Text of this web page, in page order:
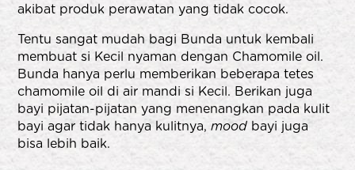
akibat produk perawatan yang tidak cocok.
Tentu sangat mudah bagi Bunda untuk kembali
membuat si Kecil nyaman dengan Chamomile oil.
Bunda hanya perlu memberikan beberapa tetes
chamomile oil di air mandi si Kecil. Berikan juga
bayi pijatan-pijatan yang menenangkan pada kulit
bayi agar tidak hanya kulitnya,mood bayi juga
bisa lebih baik.